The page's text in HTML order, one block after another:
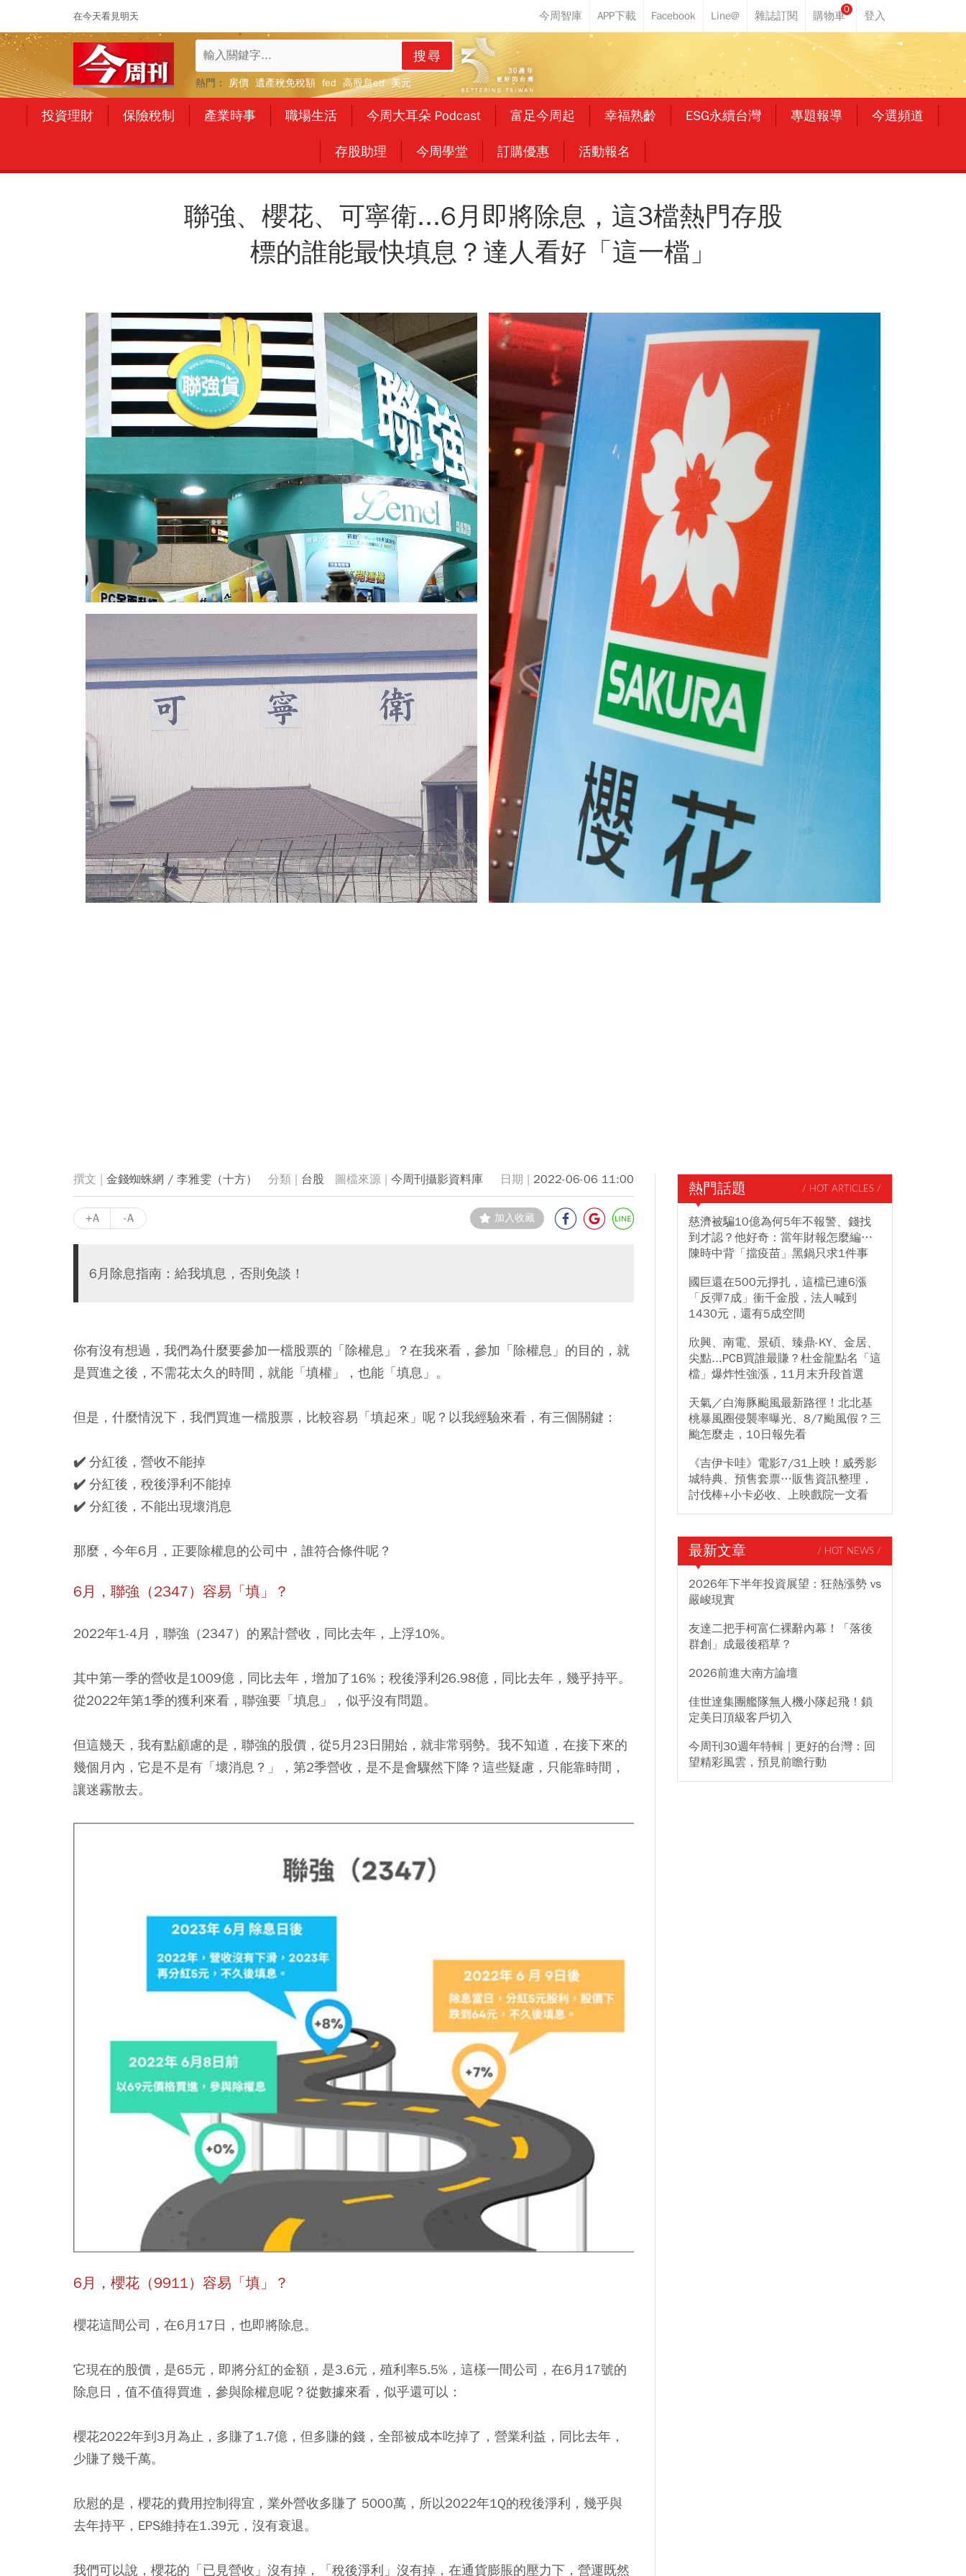
在今天看見明天
0
搜尋
熱門： 房價 遺產稅免稅額 fed 高股息etf 美元
投資理財 保險稅制 產業時事 職場生活 今周大耳朵 Podcast 富足今周起 幸福熟齡 ESG永續台灣 專題報導 今選頻道
存股助理 今周學堂 訂購優惠 活動報名
聯強、櫻花、可寧衛...6月即將除息，這3檔熱門存股
標的誰能最快填息？達人看好「這一檔」
金錢蜘蛛網 / 李雅雯（十方） 台股 今周刊攝影資料庫 2022-06-06 11:00
+A -A 加入收藏
6月除息指南：給我填息，否則免談！
你有沒有想過，我們為什麼要參加一檔股票的「除權息」？在我來看，參加「除權息」的目的，就
是買進之後，不需花太久的時間，就能「填權」，也能「填息」。
但是，什麼情況下，我們買進一檔股票，比較容易「填起來」呢？以我經驗來看，有三個關鍵：
✔️ 分紅後，營收不能掉
✔️ 分紅後，稅後淨利不能掉
✔️ 分紅後，不能出現壞消息
那麼，今年6月，正要除權息的公司中，誰符合條件呢？
6月，聯強（2347）容易「填」？
2022年1-4月，聯強（2347）的累計營收，同比去年，上浮10%。
其中第一季的營收是1009億，同比去年，增加了16%；稅後淨利26.98億，同比去年，幾乎持平。
從2022年第1季的獲利來看，聯強要「填息」，似乎沒有問題。
但這幾天，我有點顧慮的是，聯強的股價，從5月23日開始，就非常弱勢。我不知道，在接下來的
幾個月內，它是不是有「壞消息？」，第2季營收，是不是會驟然下降？這些疑慮，只能靠時間，
讓迷霧散去。
6月，櫻花（9911）容易「填」？
櫻花這間公司，在6月17日，也即將除息。
它現在的股價，是65元，即將分紅的金額，是3.6元，殖利率5.5%，這樣一間公司，在6月17號的
除息日，值不值得買進，參與除權息呢？從數據來看，似乎還可以：
櫻花2022年到3月為止，多賺了1.7億，但多賺的錢，全部被成本吃掉了，營業利益，同比去年，
少賺了幾千萬。
欣慰的是，櫻花的費用控制得宜，業外營收多賺了 5000萬，所以2022年1Q的稅後淨利，幾乎與
去年持平，EPS維持在1.39元，沒有衰退。
我們可以說，櫻花的「已見營收」沒有掉，「稅後淨利」沒有掉，在通貨膨脹的壓力下，營運既然
熱門話題 / HOT ARTICLES /
慈濟被騙10億為何5年不報警、錢找
到才認？他好奇：當年財報怎麼編…
陳時中背「擋疫苗」黑鍋只求1件事
國巨還在500元掙扎，這檔已連6漲
「反彈7成」衝千金股，法人喊到
1430元，還有5成空間
欣興、南電、景碩、臻鼎-KY、金居、
尖點...PCB買誰最賺？杜金龍點名「這
檔」爆炸性強漲，11月末升段首選
天氣／白海豚颱風最新路徑！北北基
桃暴風圈侵襲率曝光、8/7颱風假？三
颱怎麼走，10日報先看
《吉伊卡哇》電影7/31上映！威秀影
城特典、預售套票…販售資訊整理，
討伐棒+小卡必收、上映戲院一文看
最新文章 / HOT NEWS /
2026年下半年投資展望：狂熱漲勢 vs
嚴峻現實
友達二把手柯富仁裸辭內幕！「落後
群創」成最後稻草？
2026前進大南方論壇
佳世達集團艦隊無人機小隊起飛！鎖
定美日頂級客戶切入
今周刊30週年特輯｜更好的台灣：回
望精彩風雲，預見前瞻行動